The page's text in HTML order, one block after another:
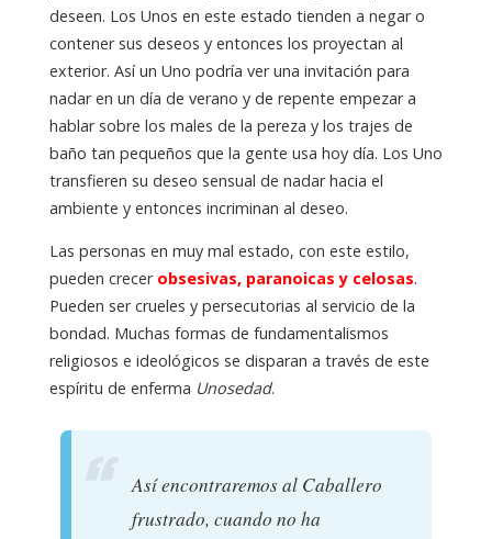
deseen. Los Unos en este estado tienden a negar o
contener sus deseos y entonces los proyectan al
exterior. Así un Uno podría ver una invitación para
nadar en un día de verano y de repente empezar a
hablar sobre los males de la pereza y los trajes de
baño tan pequeños que la gente usa hoy día. Los Uno
transfieren su deseo sensual de nadar hacia el
ambiente y entonces incriminan al deseo.
Las personas en muy mal estado, con este estilo,
pueden crecer obsesivas, paranoicas y celosas.
Pueden ser crueles y persecutorias al servicio de la
bondad. Muchas formas de fundamentalismos
religiosos e ideológicos se disparan a través de este
espíritu de enferma Unosedad.
Así encontraremos al Caballero
frustrado, cuando no ha